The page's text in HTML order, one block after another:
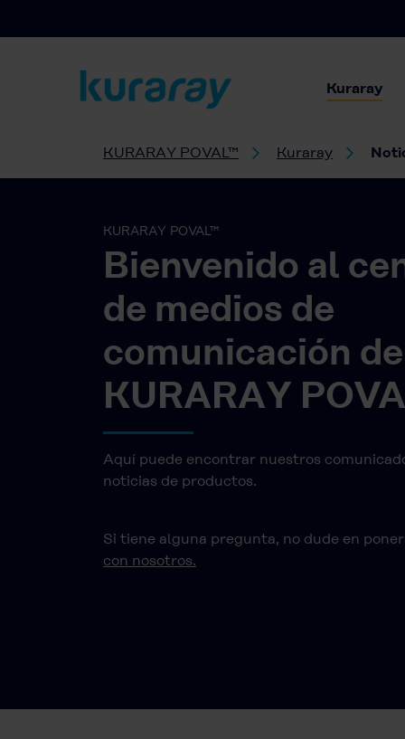
Kuraray
KURARAY POVAL™ Kuraray
KURARAY POVAL™
Bienvenido al
de medios de
comunicación de
KURARAY
Aquí puede encontrar nuestros
noticias de productos.
Si tiene alguna pregunta, no dude en
con nosotros.